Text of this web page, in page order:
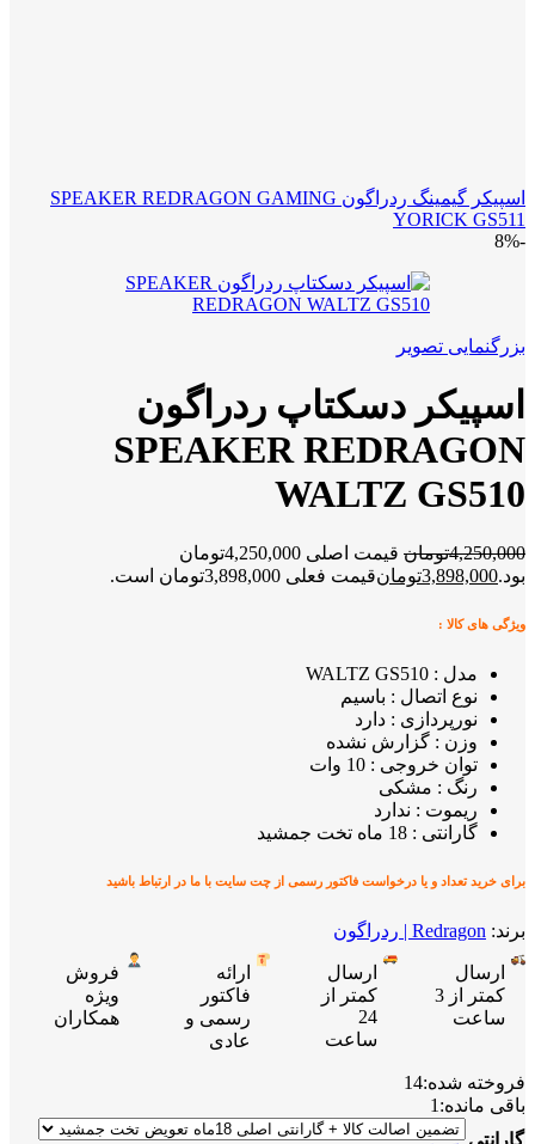
اسپیکر گیمینگ ردراگون SPEAKER REDRAGON GAMING
YORICK GS511
-8%
بزرگنمایی تصویر
اسپیکر دسکتاپ ردراگون
SPEAKER REDRAGON
WALTZ GS510
4,250,000تومان
قیمت اصلی 4,250,000تومان
بود.3,898,000تومانقیمت فعلی 3,898,000تومان است.
ویژگی های کالا :
مدل : WALTZ GS510
نوع اتصال : باسیم
نورپردازی : دارد
وزن : گزارش نشده
توان خروجی : 10 وات
رنگ : مشکی
ریموت : ندارد
گارانتی : 18 ماه تخت جمشید
برای خرید تعداد و یا درخواست فاکتور رسمی از چت سایت با ما در ارتباط باشید
برند: Redragon | ردراگون
ارسال
کمتر از 3
ساعت
ارسال
کمتر از
24
ساعت
ارائه
فاکتور
رسمی و
عادی
فروش
ویژه
همکاران
فروخته شده:14
باقی مانده: 1